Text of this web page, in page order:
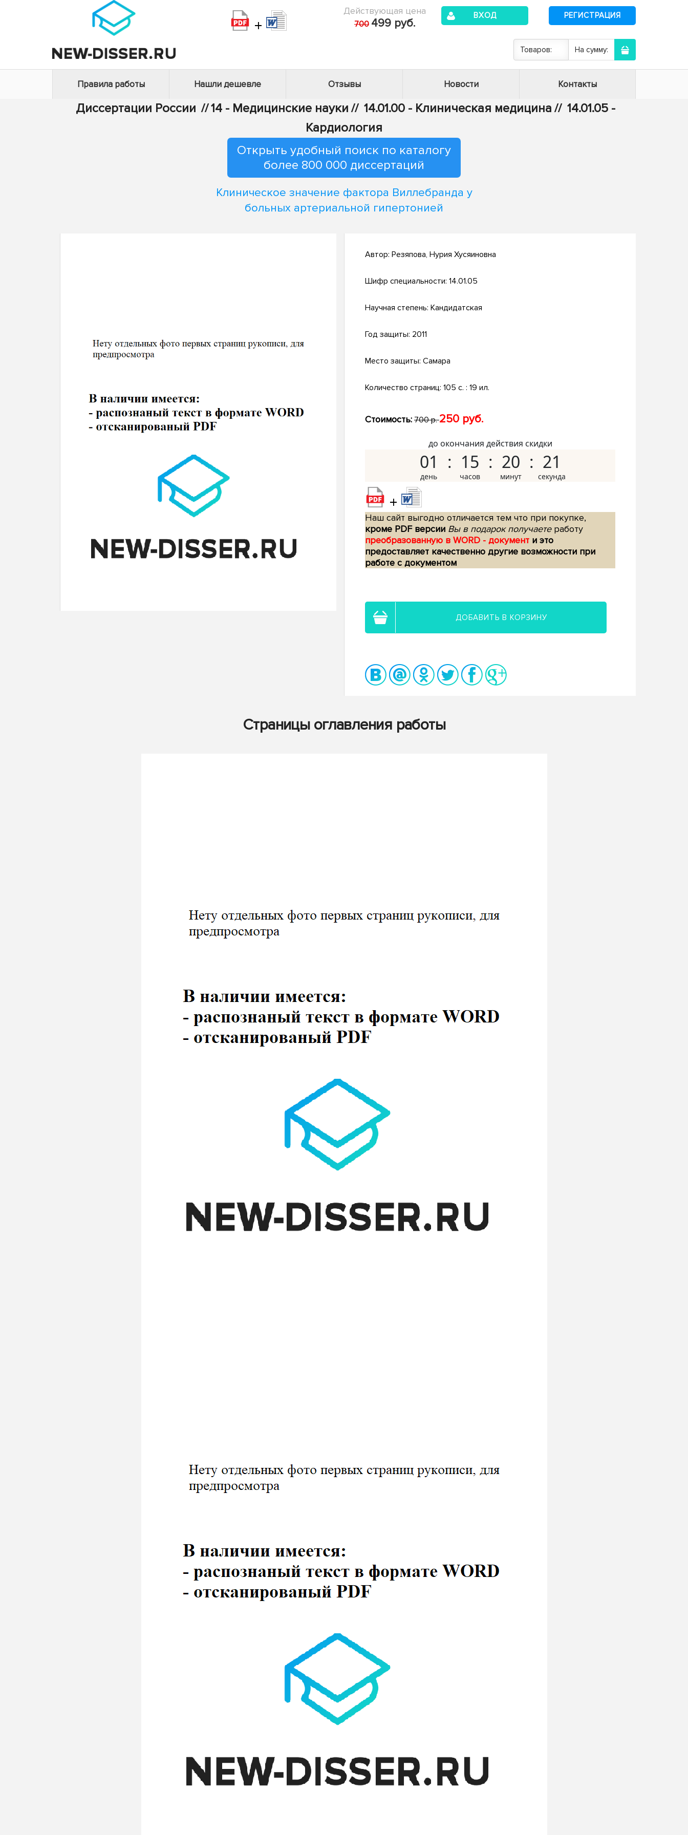
+
Действующая цена
700 499 руб.
ВХОД РЕГИСТРАЦИЯ
Товаров: На сумму:
Правила работы Нашли дешевле Отзывы Новости Контакты
Диссертации России //14 - Медицинские науки // 14.01.00 - Клиническая медицина // 14.01.05 -
Кардиология
Открыть удобный поиск по каталогу
более 800 000 диссертаций
Клиническое значение фактора Виллебранда у
больных артериальной гипертонией
Автор: Резяпова, Нурия Хусяиновна
Шифр специальности: 14.01.05
Научная степень: Кандидатская
Год защиты: 2011
Место защиты: Самара
Количество страниц: 105 с. : 19 ил.
Стоимость: 700 р.250 руб.
до окончания действия скидки
01 15 20 20
+
Наш сайт выгодно отличается тем что при покупке,
кроме PDF версии Вы в подарок получаетеработу
преобразованную в WORD - документ и это
предоставляет качественно другие возможности при
работе с документом
ДОБАВИТЬ В КОРЗИНУ
Страницы оглавления работы